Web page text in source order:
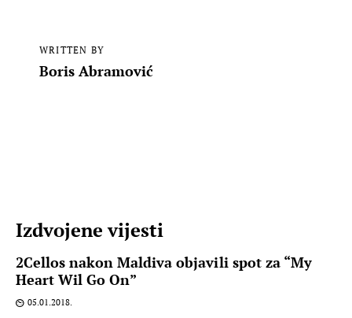
WRITTEN BY
Boris Abramović
Izdvojene vijesti
2Cellos nakon Maldiva objavili spot za “My
Heart Wil Go On”
05.01.2018.